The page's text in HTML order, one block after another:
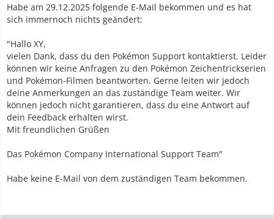
Habe am 29.12.2025 folgende E-Mail bekommen und es hat
sich immernoch nichts geändert:
"Hallo XY,
vielen Dank, dass du den Pokémon Support kontaktierst. Leider
können wir keine Anfragen zu den Pokémon Zeichentrickserien
und Pokémon-Filmen beantworten. Gerne leiten wir jedoch
deine Anmerkungen an das zuständige Team weiter. Wir
können jedoch nicht garantieren, dass du eine Antwort auf
dein Feedback erhalten wirst.
Mit freundlichen Grüßen
Das Pokémon Company International Support Team"
Habe keine E-Mail von dem zuständigen Team bekommen.